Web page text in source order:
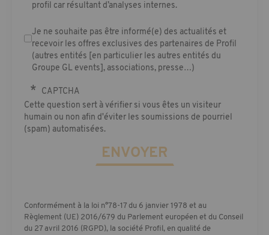
profil car résultant d’analyses internes.
Je ne souhaite pas être informé(e) des actualités et
recevoir les offres exclusives des partenaires de Profil
(autres entités [en particulier les autres entités du
Groupe GL events], associations, presse…)
CAPTCHA
Cette question sert à vérifier si vous êtes un visiteur
humain ou non afin d'éviter les soumissions de pourriel
(spam) automatisées.
Conformément à la loi n°78-17 du 6 janvier 1978 et au
Règlement (UE) 2016/679 du Parlement européen et du Conseil
du 27 avril 2016 (RGPD), la société Profil, en qualité de